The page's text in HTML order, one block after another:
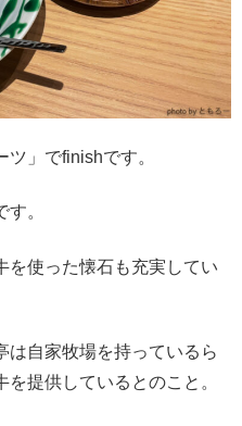
ツ」でfinishです。
。
を使った懐石も充実してい
は自家牧場を持っているら
提供しているとのこと。